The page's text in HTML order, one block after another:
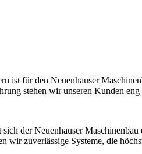
ist für den Neuenhauser
stehen wir unseren Kunden
der Neuenhauser
wir zuverlässige Systeme, die